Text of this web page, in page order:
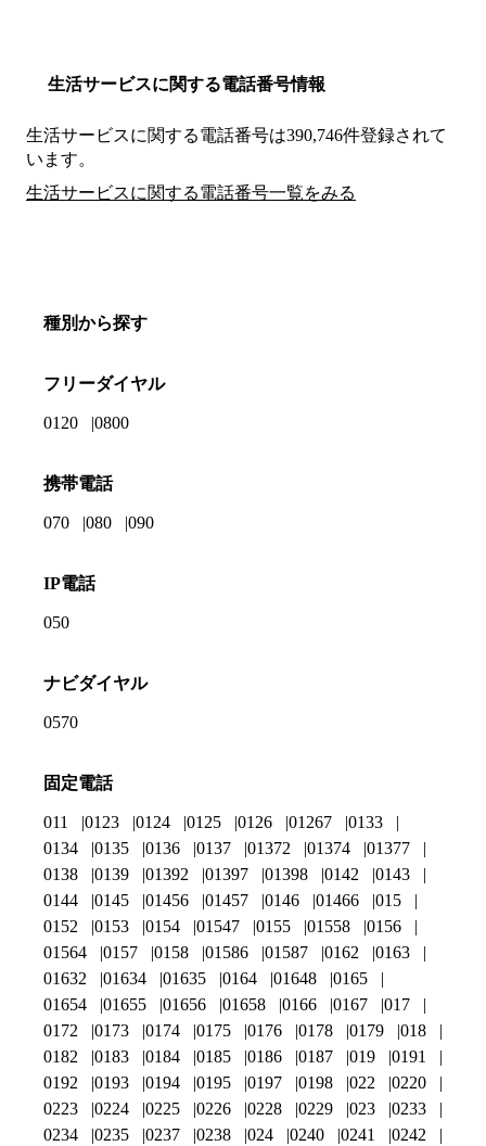
生活サービスに関する電話番号情報
生活サービスに関する電話番号は390,746件登録されて
います。
生活サービスに関する電話番号一覧をみる
種別から探す
フリーダイヤル
0120 0800
携帯電話
070 080 090
IP電話
050
ナビダイヤル
0570
固定電話
011 0123 0124 0125 0126 01267
0133
0134
0135 0136 0137 01372 01374
01377
0138
0139 01392 01397 01398 0142
0143
0144
0145 01456 01457 0146 01466
015
0152
0153 0154 01547 0155 01558
0156
01564
0157 0158 01586 01587 0162
0163
01632
01634 01635 0164 01648
0165
01654
01655 01656 01658 0166 0167
017
0172
0173 0174 0175 0176 0178 0179
018
0182
0183 0184 0185 0186 0187 019
0191
0192
0193 0194 0195 0197 0198 022
0220
0223
0224 0225 0226 0228 0229 023
0233
0234
0235 0237 0238 024 0240 0241 0242